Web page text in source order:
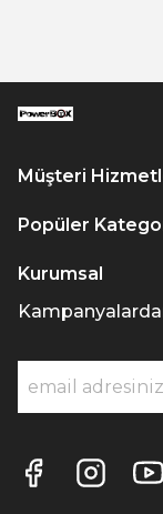
Müşteri
Popüler
Kurumsal